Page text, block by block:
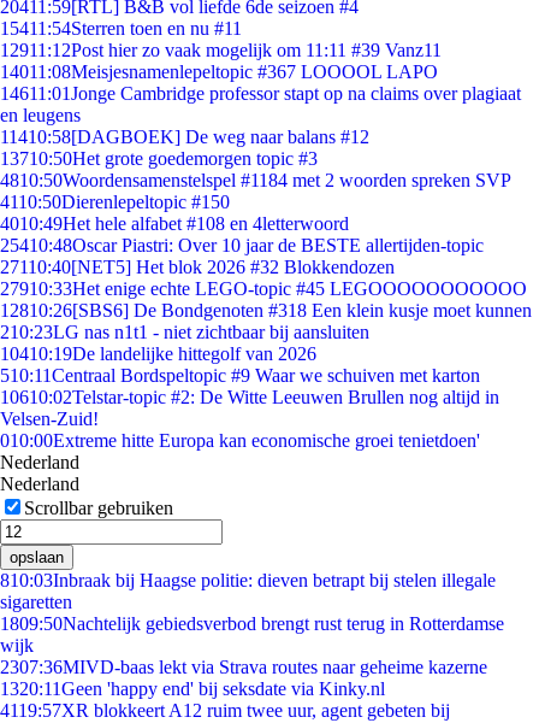
20411:59[RTL] B&B vol liefde 6de seizoen #4
15411:54Sterren toen en nu #11
12911:12Post hier zo vaak mogelijk om 11:11 #39 Vanz11
14011:08Meisjesnamenlepeltopic #367 LOOOOL LAPO
14611:01Jonge Cambridge professor stapt op na claims over plagiaat
en leugens
11410:58[DAGBOEK] De weg naar balans #12
13710:50Het grote goedemorgen topic #3
4810:50Woordensamenstelspel #1184 met 2 woorden spreken SVP
4110:50Dierenlepeltopic #150
4010:49Het hele alfabet #108 en 4letterwoord
25410:48Oscar Piastri: Over 10 jaar de BESTE allertijden-topic
27110:40[NET5] Het blok 2026 #32 Blokkendozen
27910:33Het enige echte LEGO-topic #45 LEGOOOOOOOOOOO
12810:26[SBS6] De Bondgenoten #318 Een klein kusje moet kunnen
210:23LG nas n1t1 - niet zichtbaar bij aansluiten
10410:19De landelijke hittegolf van 2026
510:11Centraal Bordspeltopic #9 Waar we schuiven met karton
10610:02Telstar-topic #2: De Witte Leeuwen Brullen nog altijd in
Velsen-Zuid!
010:00Extreme hitte Europa kan economische groei tenietdoen'
Nederland
Nederland
Scrollbar gebruiken
opslaan
810:03Inbraak bij Haagse politie: dieven betrapt bij stelen illegale
sigaretten
1809:50Nachtelijk gebiedsverbod brengt rust terug in Rotterdamse
wijk
2307:36MIVD-baas lekt via Strava routes naar geheime kazerne
1320:11Geen 'happy end' bij seksdate via Kinky.nl
4119:57XR blokkeert A12 ruim twee uur, agent gebeten bij